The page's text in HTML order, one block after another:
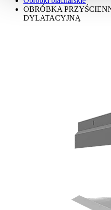
OBRÓBKA
DYLATACYJNĄ